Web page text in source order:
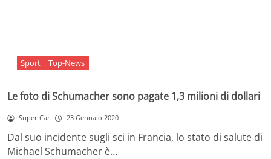
Sport Top-News
Le foto di Schumacher sono pagate 1,3 milioni di dollari
Super Car 23 Gennaio 2020
Dal suo incidente sugli sci in Francia, lo stato di salute di
Michael Schumacher è…